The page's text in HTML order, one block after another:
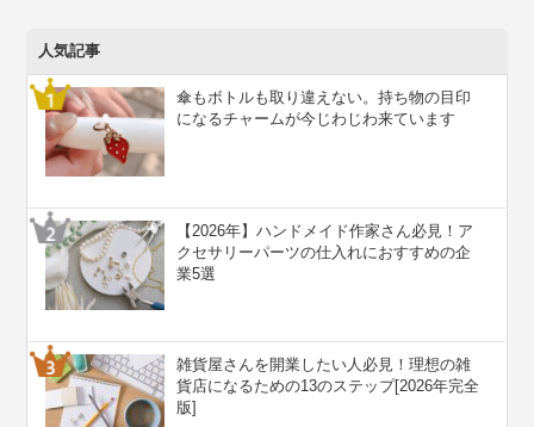
人気記事
傘もボトルも取り違えない。持ち物の目印
になるチャームが今じわじわ来ています
【2026年】ハンドメイド作家さん必見！ア
クセサリーパーツの仕入れにおすすめの企
業5選
雑貨屋さんを開業したい人必見！理想の雑
貨店になるための13のステップ[2026年完全
版]